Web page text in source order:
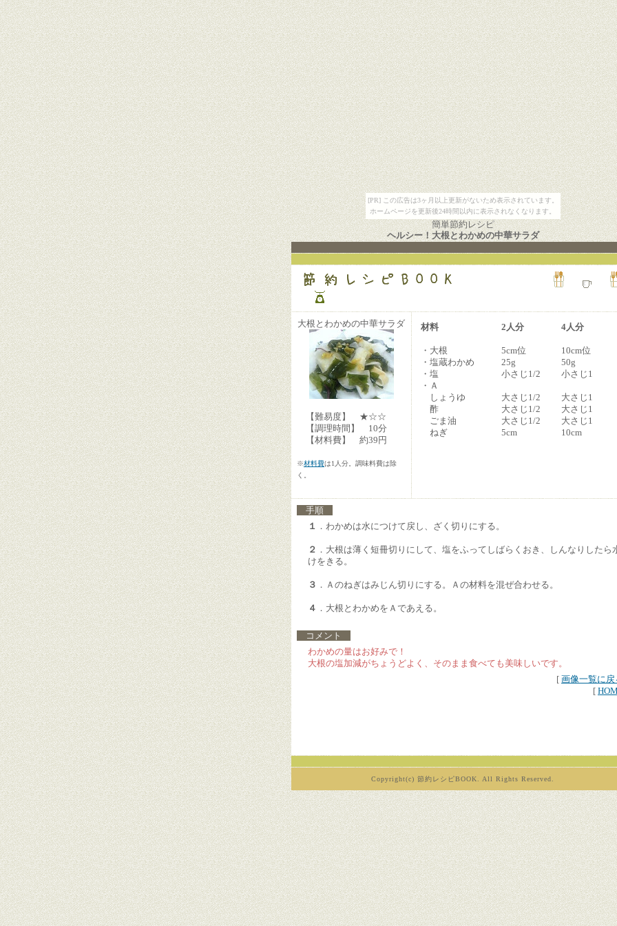
[PR] この広告は3ヶ月以上更新がないため表示されています。
ホームページを更新後24時間以内に表示されなくなります。
簡単節約レシピ
ヘルシー！大根とわかめの中華サラダ
大根とわかめの中華サラダ
【難易度】 ★☆☆
【調理時間】 10分
【材料費】 約39円
※材料費は1人分。調味料費は除
く。
材料
・大根
・塩蔵わかめ
・塩
・Ａ
しょうゆ
酢
ごま油
ねぎ
2人分
5cm位
25g
小さじ1/2
大さじ1/2
大さじ1/2
大さじ1/2
5cm
4人分
10cm位
50g
小さじ1
大さじ1
大さじ1
大さじ1
10cm
手順
１ ．わかめは水につけて戻し、ざく切りにする。
２ ．大根は薄く短冊切りにして、塩をふってしばらくおき、しんなりしたら
けをきる。
３ ．Ａのねぎはみじん切りにする。Ａの材料を混ぜ合わせる。
４ ．大根とわかめをＡであえる。
コメント
わかめの量はお好みで！
大根の塩加減がちょうどよく、そのまま食べても美味しいです。
[ 画像一覧に戻
[
Copyright(c) 節約レシピBOOK. All Rights Reserved.